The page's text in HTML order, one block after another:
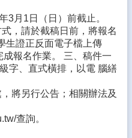
3月1日（日）前截止。
，請於截稿日前，將報名
生證正反面電子檔上傳
成報名作業。 三、稿件一
字、直式橫排，以電 腦繕
將另行公告；相關辦法及
查詢。